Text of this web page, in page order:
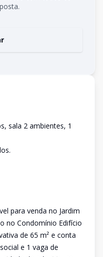
sala 2 ambientes, 1
para venda no Jardim
no Condomínio Edifício
de 65 m² e conta
e 1 vaga de